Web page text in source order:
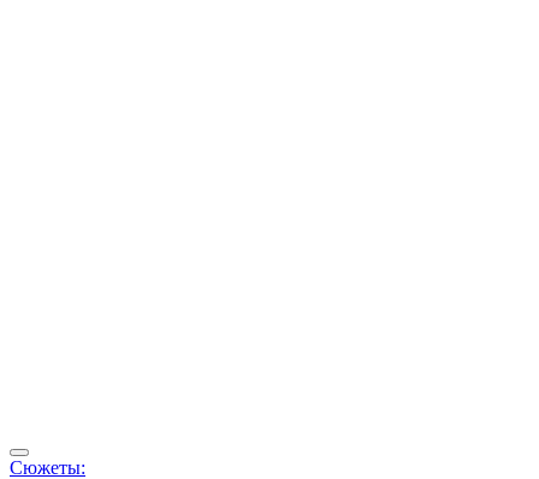
Сюжеты: